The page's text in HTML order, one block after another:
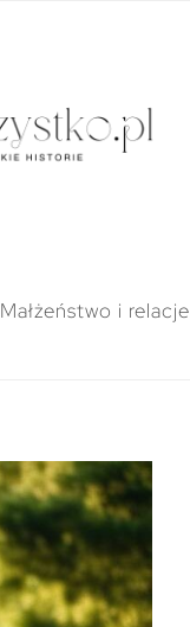
Małżeństwo i relacje